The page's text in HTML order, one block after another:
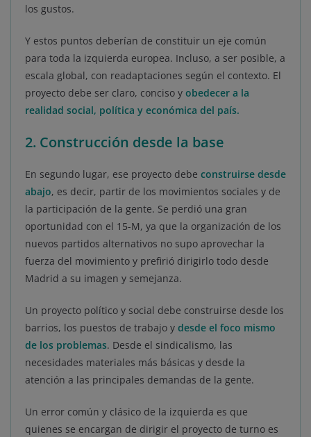
los gustos.
Y estos puntos deberían de constituir un eje común
para toda la izquierda europea. Incluso, a ser posible, a
escala global, con readaptaciones según el contexto. El
proyecto debe ser claro, conciso y obedecer a la
realidad social, política y económica del país.
2. Construcción desde la base
En segundo lugar, ese proyecto debe construirse desde
abajo, es decir, partir de los movimientos sociales y de
la participación de la gente. Se perdió una gran
oportunidad con el 15-M, ya que la organización de los
nuevos partidos alternativos no supo aprovechar la
fuerza del movimiento y prefirió dirigirlo todo desde
Madrid a su imagen y semejanza.
Un proyecto político y social debe construirse desde los
barrios, los puestos de trabajo y desde el foco mismo
de los problemas. Desde el sindicalismo, las
necesidades materiales más básicas y desde la
atención a las principales demandas de la gente.
Un error común y clásico de la izquierda es que
quienes se encargan de dirigir el proyecto de turno es